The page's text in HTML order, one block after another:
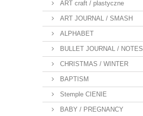
ART craft / plastyczne
ART JOURNAL / SMASH
ALPHABET
BULLET JOURNAL / NOTES
CHRISTMAS / WINTER
BAPTISM
Stemple CIENIE
BABY / PREGNANCY